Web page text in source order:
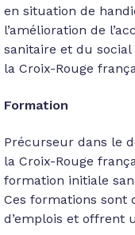
en situation de
l’amélioration de
sanitaire et du
la Croix-Rouge
Formation
Précurseur dans le
la Croix-Rouge
formation initiale
Ces formations sont
d’emplois et offrent